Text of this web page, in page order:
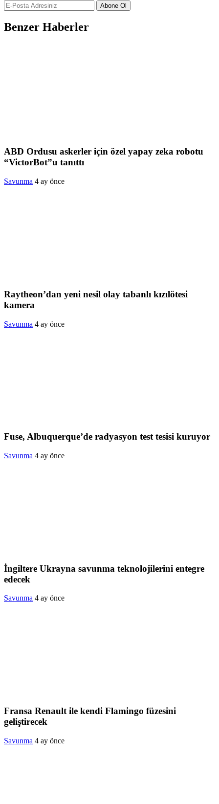
Abone Ol
Benzer Haberler
ABD Ordusu askerler için özel yapay zeka robotu
“VictorBot”u tanıttı
Savunma 4 ay önce
Raytheon’dan yeni nesil olay tabanlı kızılötesi
kamera
Savunma 4 ay önce
Fuse, Albuquerque’de radyasyon test tesisi kuruyor
Savunma 4 ay önce
İngiltere Ukrayna savunma teknolojilerini entegre
edecek
Savunma 4 ay önce
Fransa Renault ile kendi Flamingo füzesini
geliştirecek
Savunma 4 ay önce